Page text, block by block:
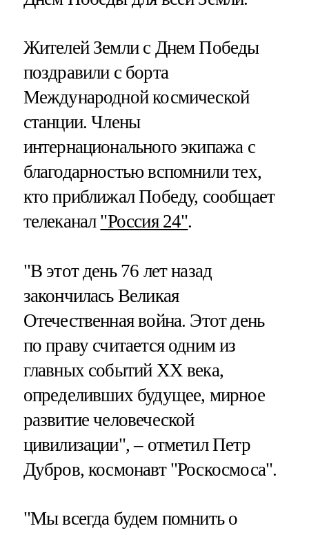
Жителей Земли с Днем Победы
поздравили с борта
Международной космической
станции. Члены
интернационального экипажа с
благодарностью вспомнили тех,
кто приближал Победу, сообщает
телеканал "Россия 24".
"В этот день 76 лет назад
закончилась Великая
Отечественная война. Этот день
по праву считается одним из
главных событий ХХ века,
определивших будущее, мирное
развитие человеческой
цивилизации", – отметил Петр
Дубров, космонавт "Роскосмоса".
"Мы всегда будем помнить о